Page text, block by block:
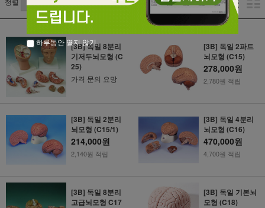
[3B] 독일 8분리
기저두뇌모형 (C
25)
가격 문의 요망
[3B] 독일 2파트
뇌모형 (C15)
278,000원
2,780원 적립
[3B] 독일 2분리
뇌모형 (C15/1)
214,000원
2,140원 적립
[3B] 독일 4분리
뇌모형 (C16)
470,000원
4,700원 적립
[3B] 독일 8분리
고급뇌모형 C17
[3B] 독일 기본뇌
모형 (C18)
하루동안 열지 않기